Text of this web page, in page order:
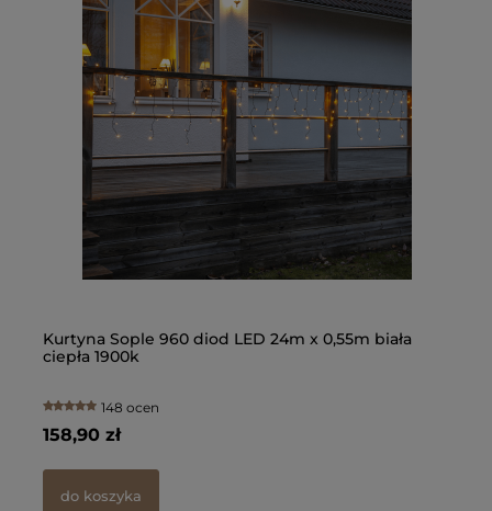
Kurtyna Sople 960 diod LED 24m x 0,55m biała
ciepła 1900k
148 ocen
158,90 zł
do koszyka